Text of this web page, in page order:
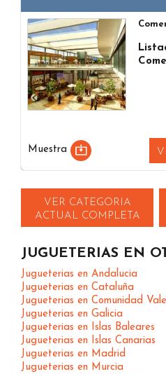
Muestra
VER CATEGORIA
ACTUAL COMPLETA
JUGUETERIAS EN
Jugueterias en Andalucia
Jugueterias en Cataluña
Jugueterias en Comunidad
Jugueterias en Galicia
Jugueterias en Islas Baleares
Jugueterias en Islas Canarias
Jugueterias en Madrid
Jugueterias en Murcia